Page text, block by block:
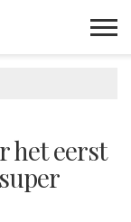
het eerst